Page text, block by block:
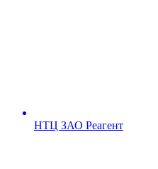
НТЦ ЗАО Реагент